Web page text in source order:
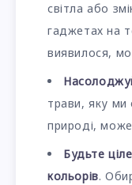
світла або
гаджетах на
виявилося,
трави, яку
природі,
Будьте
кольорів.